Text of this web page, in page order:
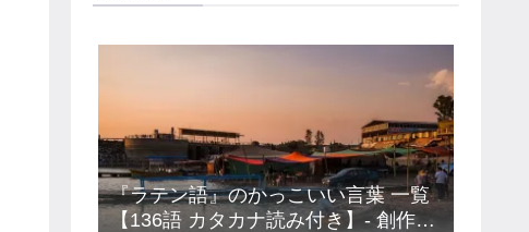
『ラテン語』のかっこいい言葉 一覧
【136語 カタカナ読み付き】- 創作・